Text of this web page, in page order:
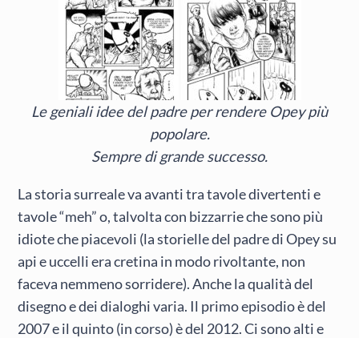
Le geniali idee del padre per rendere Opey più
popolare.
Sempre di grande successo.
La storia surreale va avanti tra tavole divertenti e
tavole “meh” o, talvolta con bizzarrie che sono più
idiote che piacevoli (la storielle del padre di Opey su
api e uccelli era cretina in modo rivoltante, non
faceva nemmeno sorridere). Anche la qualità del
disegno e dei dialoghi varia. Il primo episodio è del
2007 e il quinto (in corso) è del 2012. Ci sono alti e